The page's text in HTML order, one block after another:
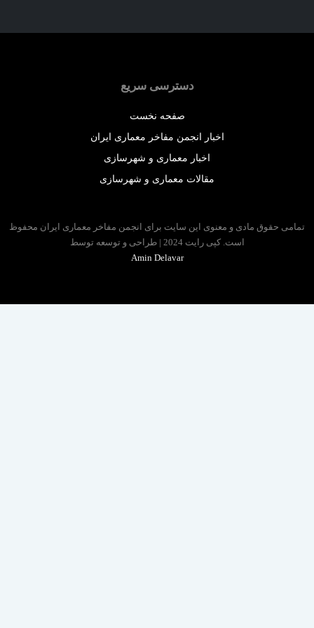
دسترسی سریع
صفحه نخست
اخبار انجمن مفاخر معماری ایران
اخبار معماری و شهرسازی
مقالات معماری و شهرسازی
حقوق مادی و معنوی این سایت برای انجمن مفاخر معماری ایران محفوظ
است. کپی رایت 2024 | طراحی و توسعه توسط
Amin Delavar